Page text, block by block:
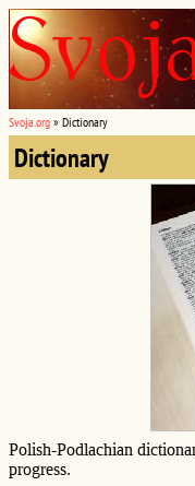
Svoja.org » Dictionary
Dictionary
Polish-Podlachian
progress.